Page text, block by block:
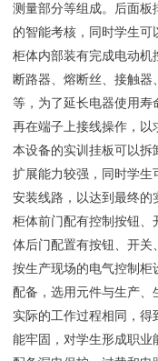
测量部分等组成。后面板
的智能考核，同时学生可
柜体内部装有完成电动
断路器、熔断丝、接触
等，为了延长电器使用寿
再在端子上接线操作，以
本设备的实训挂板可以拆
扩展能力较强，同时学
安装线路，以达到最终的
柜体前门配有控制按钮
体后门配置有按钮、开关
按生产现场的电气控制柜
配备，选用元件与生产
实际的工作过程相同，
能牢固，对学生形成职业